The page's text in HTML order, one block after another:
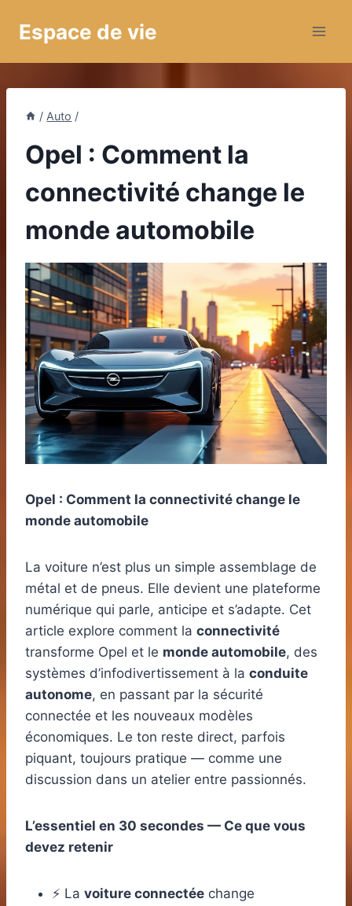
Espace de vie
/ Auto /
Opel : Comment la
connectivité change le
monde automobile
Opel : Comment la connectivité change le
monde automobile
La voiture n’est plus un simple assemblage de
métal et de pneus. Elle devient une plateforme
numérique qui parle, anticipe et s’adapte. Cet
article explore comment la connectivité
transforme Opel et le monde automobile, des
systèmes d’infodivertissement à la conduite
autonome, en passant par la sécurité
connectée et les nouveaux modèles
économiques. Le ton reste direct, parfois
piquant, toujours pratique — comme une
discussion dans un atelier entre passionnés.
L’essentiel en 30 secondes — Ce que vous
devez retenir
⚡ La voiture connectée change